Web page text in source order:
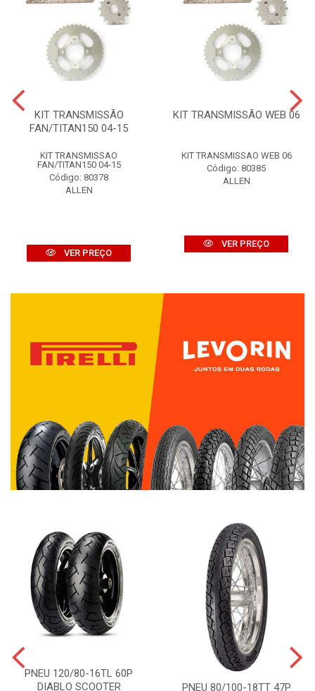
KIT TRANSMISSÃO
FAN/TITAN150 04-15
KIT TRANSMISSAO
FAN/TITAN150 04-15
Código: 80378
ALLEN
VER PREÇO
KIT TRANSMISSÃO WEB 06
KIT TRANSMISSAO WEB 06
Código: 80385
ALLEN
VER PREÇO
PNEU 120/80-16TL 60P
DIABLO SCOOTER
PNEU 80/100-18TT 47P